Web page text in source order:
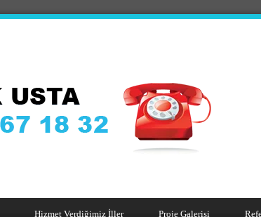
Hizmet Verdiğimiz İller Proje Galerisi